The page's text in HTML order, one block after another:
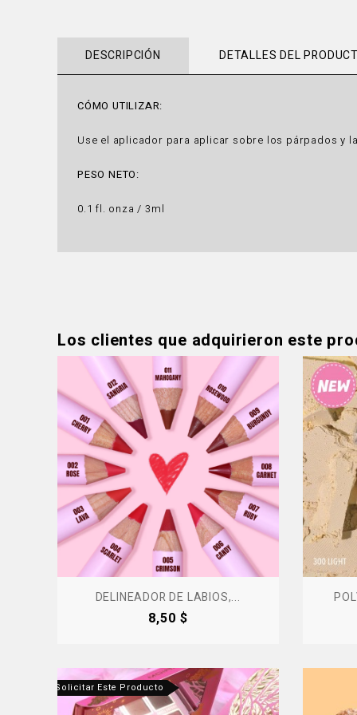
DESCRIPCIÓN DETALLES DEL
CÓMO UTILIZAR:
Use el aplicador para aplicar sobre los párpados y
PESO NETO:
0.1 fl. onza / 3ml
Los clientes que adquirieron este
DELINEADOR DE LABIOS,...
Precio
8,50 $
Para Solicitar Este Producto